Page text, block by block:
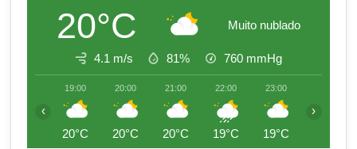
20°C Muito nublado
4.1 m/s 81% 760 mmHg
19:00
20°C
20:00
20°C
21:00
20°C
22:00
19°C
23:00
19°C
‹ ›